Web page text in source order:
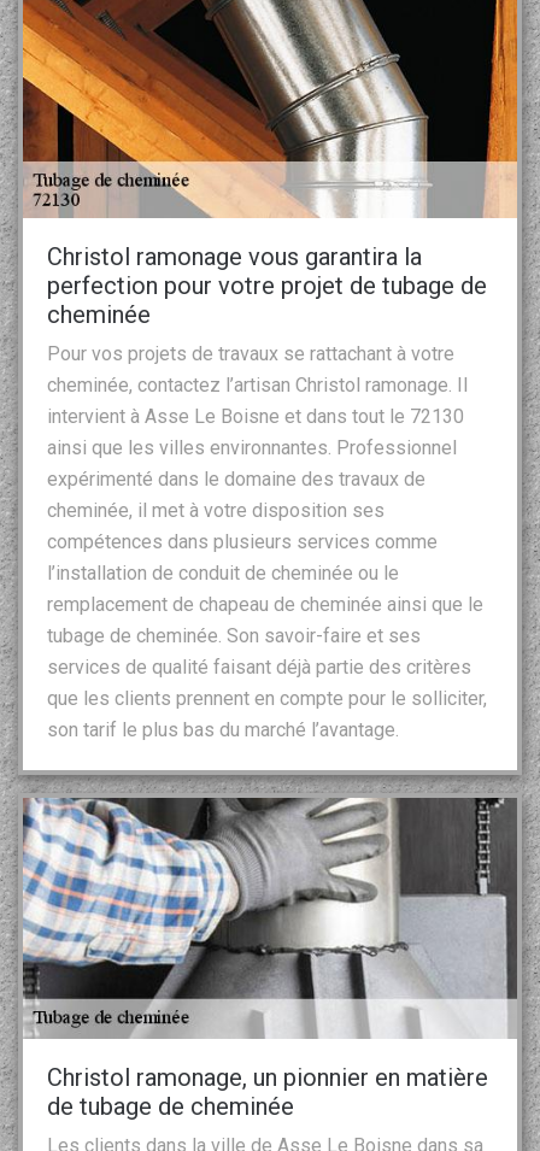
Christol ramonage vous garantira la
perfection pour votre projet de tubage de
cheminée
Pour vos projets de travaux se rattachant à votre
cheminée, contactez l’artisan Christol ramonage. Il
intervient à Asse Le Boisne et dans tout le 72130
ainsi que les villes environnantes. Professionnel
expérimenté dans le domaine des travaux de
cheminée, il met à votre disposition ses
compétences dans plusieurs services comme
l’installation de conduit de cheminée ou le
remplacement de chapeau de cheminée ainsi que le
tubage de cheminée. Son savoir-faire et ses
services de qualité faisant déjà partie des critères
que les clients prennent en compte pour le solliciter,
son tarif le plus bas du marché l’avantage.
Christol ramonage, un pionnier en matière
de tubage de cheminée
Les clients dans la ville de Asse Le Boisne dans sa